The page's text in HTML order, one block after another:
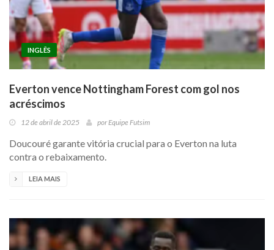
INGLÊS
Everton vence Nottingham Forest com gol nos
acréscimos
12 de abril de 2025 porEquipe Futsim
Doucouré garante vitória crucial para o Everton na luta
contra o rebaixamento.
LEIA MAIS